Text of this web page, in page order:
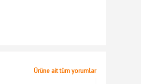
Ürüne ait tüm yorumlar